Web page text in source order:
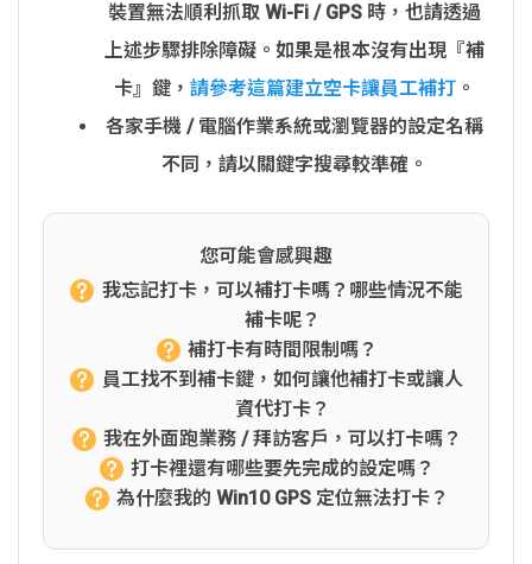
裝置無法順利抓取 Wi-Fi / GPS 時，也請透過
上述步驟排除障礙。如果是根本沒有出現『補
卡』鍵， 請參考這篇建立空卡讓員工補打 。
各家手機 / 電腦作業系統或瀏覽器的設定名稱
不同，請以關鍵字搜尋較準確。
您可能會感興趣
我忘記打卡，可以補打卡嗎？哪些情況不能
補卡呢？
補打卡有時間限制嗎？
員工找不到補卡鍵，如何讓他補打卡或讓人
資代打卡？
我在外面跑業務 / 拜訪客戶，可以打卡嗎？
打卡裡還有哪些要先完成的設定嗎？
為什麼我的 Win10 GPS 定位無法打卡？